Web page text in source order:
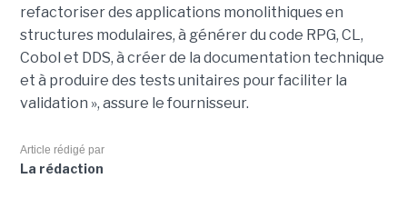
refactoriser des applications monolithiques en
structures modulaires, à générer du code RPG, CL,
Cobol et DDS, à créer de la documentation technique
et à produire des tests unitaires pour faciliter la
validation », assure le fournisseur.
Article rédigé par
La rédaction